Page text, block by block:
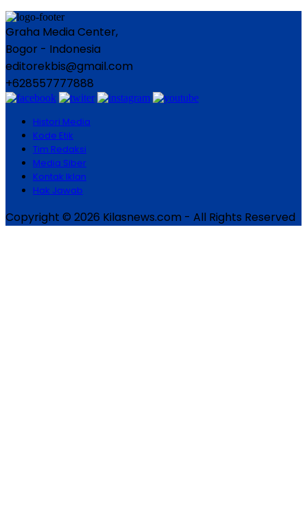
Graha Media Center,
Bogor - Indonesia
editorekbis@gmail.com
+628557777888
Histori Media
Kode Etik
Tim Redaksi
Media Siber
Kontak Iklan
Hak Jawab
Copyright © 2026 Kilasnews.com - All Rights Reserved